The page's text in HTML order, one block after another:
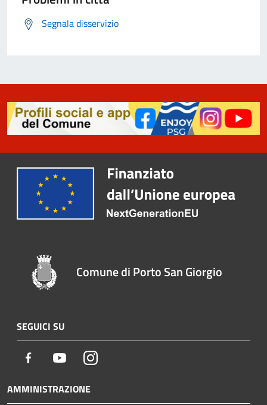
Segnala disservizio
Comune di Porto San Giorgio
SEGUICI SU
Facebook YoutubeInstagram
AMMINISTRAZIONE